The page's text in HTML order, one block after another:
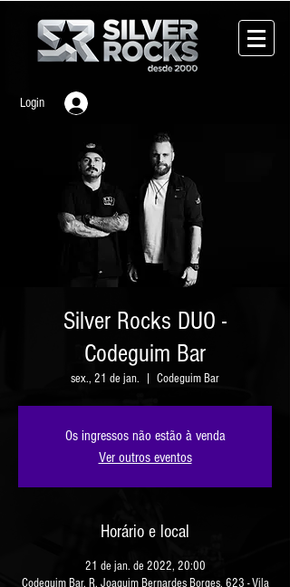
Login
Silver Rocks DUO -
Codeguim Bar
sex., 21 de jan. Codeguim Bar
Os ingressos não estão à venda
Ver outros eventos
Horário e local
21 de jan. de 2022, 20:00
Codeguim Bar, R. Joaquim Bernardes Borges, 623 - Vila